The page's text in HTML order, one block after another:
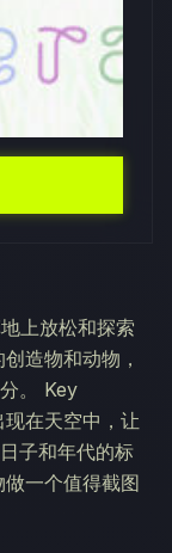
上放松和探索
造物和动物，
。 Key
在天空中，让
子和年代的标
一个值得截图